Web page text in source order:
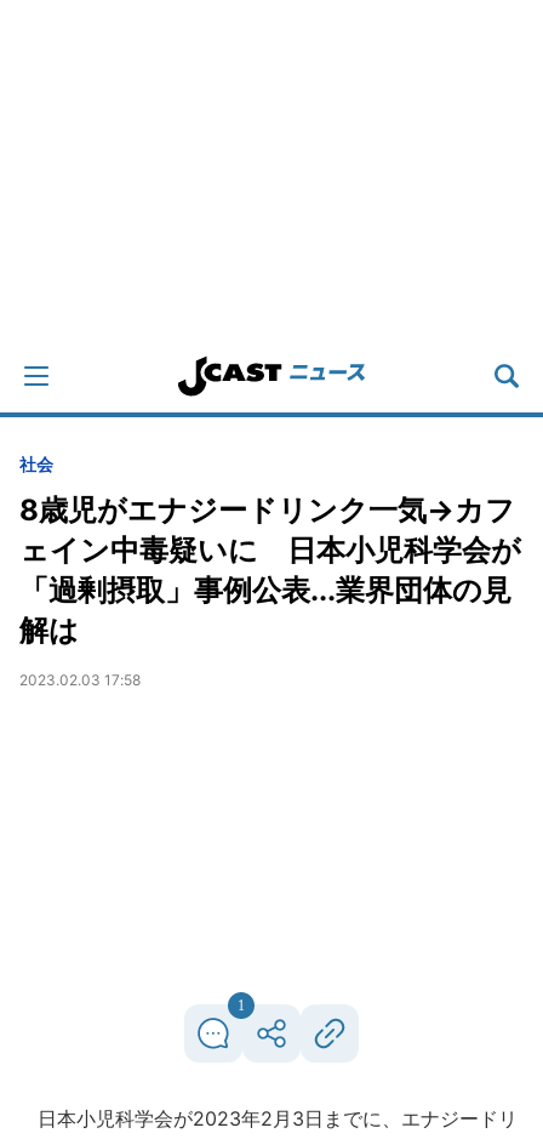
社会
8歳児がエナジードリンク一気→カフ
ェイン中毒疑いに 日本小児科学会が
「過剰摂取」事例公表...業界団体の見
解は
2023.02.03 17:58
1
日本小児科学会が2023年2月3日までに、エナジードリ